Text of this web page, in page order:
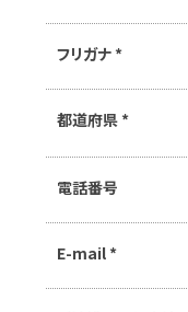
フリガナ *
都道府県 *
電話番号
E-mail *